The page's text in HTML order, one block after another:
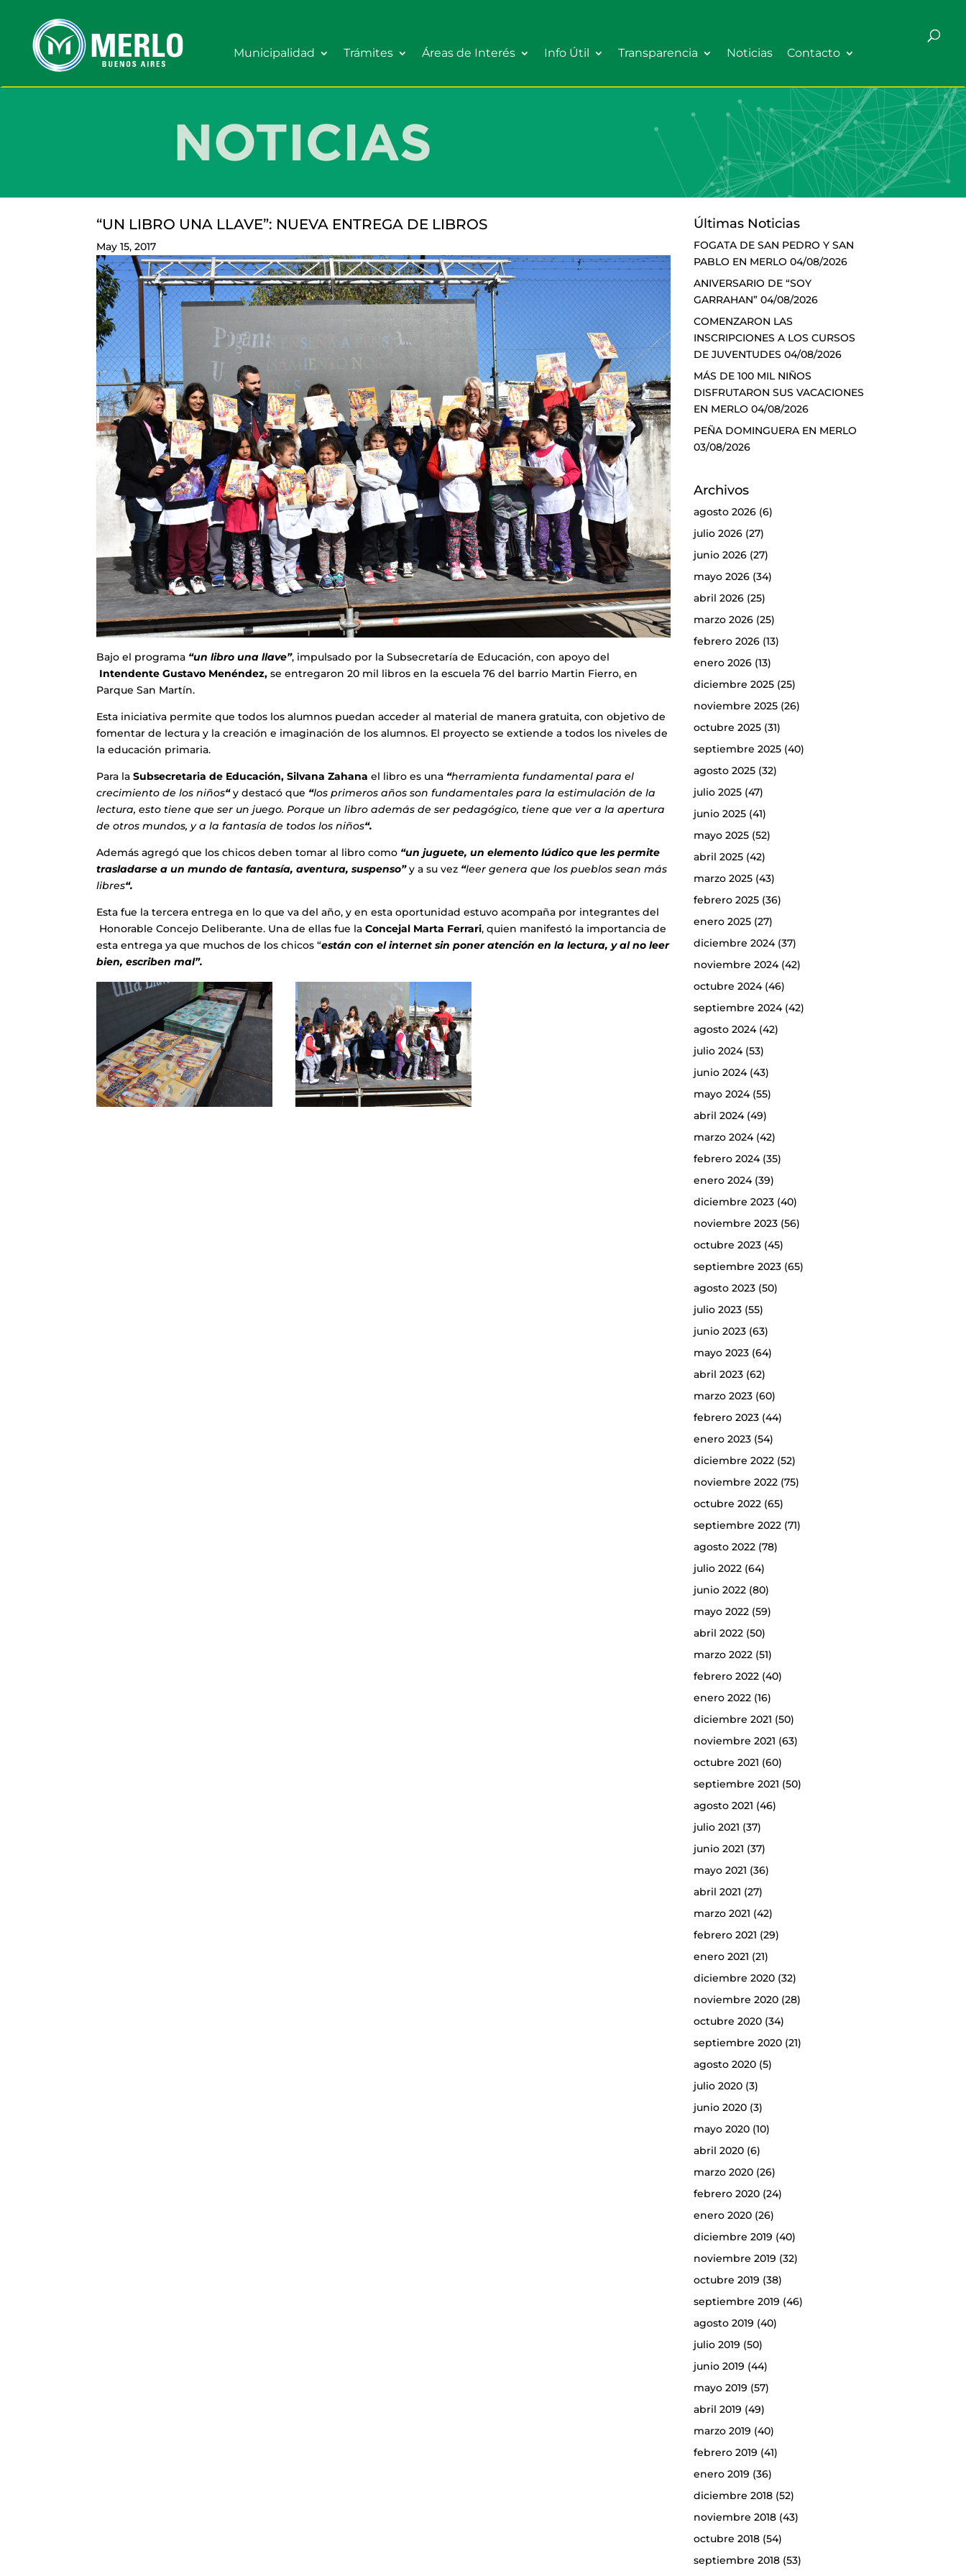
Municipalidad Trámites Áreas de Interés Info Útil Transparencia Noticias Contacto
“UN LIBRO UNA LLAVE”: NUEVA ENTREGA DE LIBROS
May 15, 2017
Bajo el programa “un libro una llave”, impulsado por la Subsecretaría de Educación, con apoyo del
Intendente Gustavo Menéndez, se entregaron 20 mil libros en la escuela 76 del barrio Martin Fierro, en
Parque San Martín.
Esta iniciativa permite que todos los alumnos puedan acceder al material de manera gratuita, con objetivo de
fomentar de lectura y la creación e imaginación de los alumnos. El proyecto se extiende a todos los niveles de
la educación primaria.
Para laSubsecretaria de Educación, Silvana Zahana el libro es una “herramienta fundamental para el
crecimiento de los niños“y destacó que “los primeros años son fundamentales para la estimulación de la
lectura, esto tiene que ser un juego. Porque un libro además de ser pedagógico, tiene que ver a la apertura
de otros mundos, y a la fantasía de todos los niños“.
Además agregó que los chicos deben tomar al libro como “un juguete, un elemento lúdico que les permite
trasladarse a un mundo de fantasía, aventura, suspenso”y a su vez “leer genera que los pueblos sean más
libres“.
Esta fue la tercera entrega en lo que va del año, y en esta oportunidad estuvo acompaña por integrantes del
Honorable Concejo Deliberante. Una de ellas fue laConcejal Marta Ferrari, quien manifestó la importancia de
esta entrega ya que muchos de los chicos “están con el internet sin poner atención en la lectura, y al no leer
bien, escriben mal”.
Últimas Noticias
FOGATA DE SAN PEDRO Y SAN
PABLO EN MERLO 04/08/2026
ANIVERSARIO DE “SOY
GARRAHAN” 04/08/2026
COMENZARON LAS
INSCRIPCIONES A LOS CURSOS
DE JUVENTUDES 04/08/2026
MÁS DE 100 MIL NIÑOS
DISFRUTARON SUS VACACIONES
EN MERLO 04/08/2026
PEÑA DOMINGUERA EN MERLO
03/08/2026
Archivos
agosto 2026(6)
julio 2026(27)
junio 2026(27)
mayo 2026(34)
abril 2026(25)
marzo 2026(25)
febrero 2026(13)
enero 2026(13)
diciembre 2025(25)
noviembre 2025(26)
octubre 2025(31)
septiembre 2025(40)
agosto 2025(32)
julio 2025(47)
junio 2025(41)
mayo 2025(52)
abril 2025(42)
marzo 2025(43)
febrero 2025(36)
enero 2025(27)
diciembre 2024(37)
noviembre 2024(42)
octubre 2024(46)
septiembre 2024(42)
agosto 2024(42)
julio 2024(53)
junio 2024(43)
mayo 2024(55)
abril 2024(49)
marzo 2024(42)
febrero 2024(35)
enero 2024(39)
diciembre 2023(40)
noviembre 2023(56)
octubre 2023(45)
septiembre 2023(65)
agosto 2023(50)
julio 2023(55)
junio 2023(63)
mayo 2023(64)
abril 2023(62)
marzo 2023(60)
febrero 2023(44)
enero 2023(54)
diciembre 2022(52)
noviembre 2022(75)
octubre 2022(65)
septiembre 2022(71)
agosto 2022(78)
julio 2022(64)
junio 2022(80)
mayo 2022(59)
abril 2022(50)
marzo 2022(51)
febrero 2022(40)
enero 2022(16)
diciembre 2021 (50)
noviembre 2021 (63)
octubre 2021 (60)
septiembre 2021 (50)
agosto 2021 (46)
julio 2021 (37)
junio 2021 (37)
mayo 2021 (36)
abril 2021 (27)
marzo 2021 (42)
febrero 2021 (29)
enero 2021 (21)
diciembre 2020(32)
noviembre 2020(28)
octubre 2020(34)
septiembre 2020(21)
agosto 2020(5)
julio 2020(3)
junio 2020(3)
mayo 2020(10)
abril 2020(6)
marzo 2020(26)
febrero 2020(24)
enero 2020(26)
diciembre 2019 (40)
noviembre 2019 (32)
octubre 2019 (38)
septiembre 2019 (46)
agosto 2019 (40)
julio 2019 (50)
junio 2019 (44)
mayo 2019 (57)
abril 2019 (49)
marzo 2019 (40)
febrero 2019 (41)
enero 2019 (36)
diciembre 2018(52)
noviembre 2018(43)
octubre 2018(54)
septiembre 2018(53)